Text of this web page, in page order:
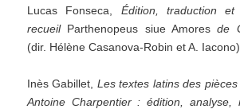
Lucas Fonseca, Édition, traduction
recueil Parthenopeus siue Amores de
(dir. Hélène Casanova-Robin et A.
Inès Gabillet, Les textes latins des
Antoine Charpentier : édition, analyse,